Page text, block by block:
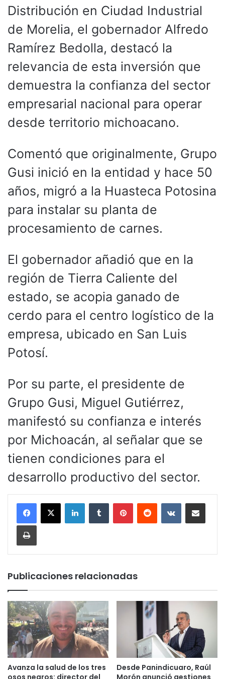
Distribución en Ciudad Industrial
de Morelia, el gobernador Alfredo
Ramírez Bedolla, destacó la
relevancia de esta inversión que
demuestra la confianza del sector
empresarial nacional para operar
desde territorio michoacano.
Comentó que originalmente, Grupo
Gusi inició en la entidad y hace 50
años, migró a la Huasteca Potosina
para instalar su planta de
procesamiento de carnes.
El gobernador añadió que en la
región de Tierra Caliente del
estado, se acopia ganado de
cerdo para el centro logístico de la
empresa, ubicado en San Luis
Potosí.
Por su parte, el presidente de
Grupo Gusi, Miguel Gutiérrez,
manifestó su confianza e interés
por Michoacán, al señalar que se
tienen condiciones para el
desarrollo productivo del sector.
LinkedInTumblr PinterestReddit VKontakteCompartir por
Imprimir
Publicaciones relacionadas
Avanza la salud de los tres
Desde Panindicuaro, Raúl